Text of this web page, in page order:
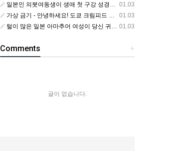
01.03
일본인 의붓여동생이 생애 첫 구강 성경험을 공개하다
01.03
가상 금기 - 안녕하세요! 도쿄 크림피드 시엘에서
01.03
털이 많은 일본 아마추어 여성이 당신 귀에 대고 신음하며 자위합니다. 그녀가 오르가즘에 도달하는 모습을 보세요?
+
Comments
글이 없습니다.